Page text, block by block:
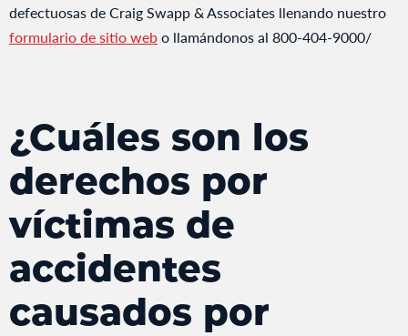
defectuosas de Craig Swapp & Associates llenando nuestro
formulario de sitio webo llamándonos al 800-404-9000/
¿Cuáles son los
derechos por
víctimas de
accidentes
causados por